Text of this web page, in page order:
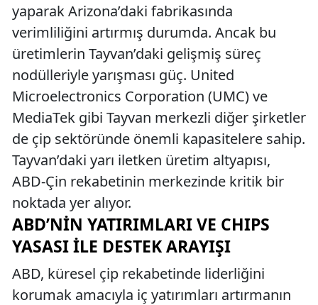
yaparak Arizona’daki fabrikasında
verimliliğini artırmış durumda. Ancak bu
üretimlerin Tayvan’daki gelişmiş süreç
nodülleriyle yarışması güç. United
Microelectronics Corporation (UMC) ve
MediaTek gibi Tayvan merkezli diğer şirketler
de çip sektöründe önemli kapasitelere sahip.
Tayvan’daki yarı iletken üretim altyapısı,
ABD-Çin rekabetinin merkezinde kritik bir
noktada yer alıyor.
ABD’NIN YATIRIMLARI VE CHIPS
YASASI ILE DESTEK ARAYIŞI
ABD, küresel çip rekabetinde liderliğini
korumak amacıyla iç yatırımları artırmanın